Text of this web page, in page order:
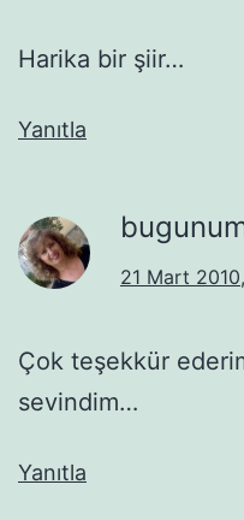
Harika bir şiir…
Yanıtla
21 Mart
Çok teşekkür
sevindim…
Yanıtla